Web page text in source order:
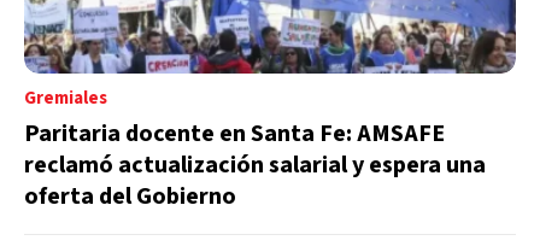
Gremiales
Paritaria docente en Santa Fe: AMSAFE
reclamó actualización salarial y espera una
oferta del Gobierno